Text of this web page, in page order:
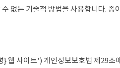
없는 기술적 방법을 사용합니다.
웹 사이트') 개인정보보호법 제29